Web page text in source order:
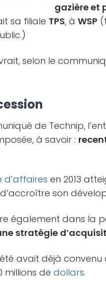
gazière et
sa filiale TPS, àWSP
selon le
de Technip,
à savoir :
d’affaires en 2013
son
également dans la
stratégie
avait déjà
millions dedollars.